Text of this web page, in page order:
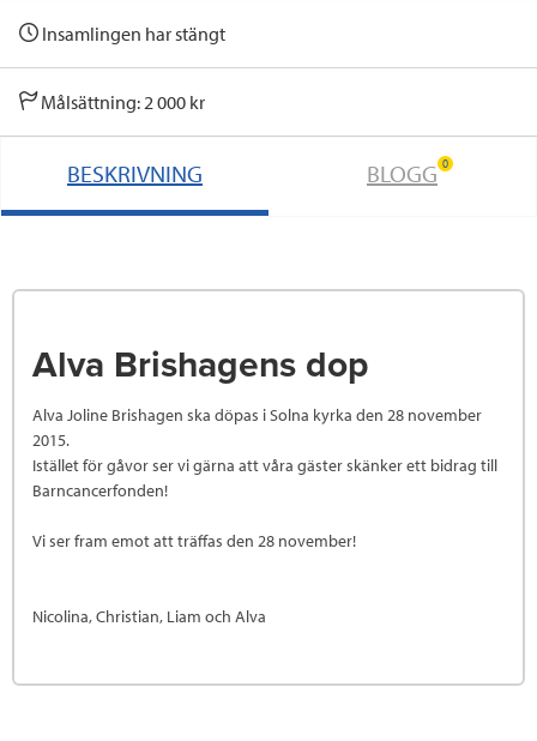
Insamlingen har stängt
Målsättning: 2 000 kr
BESKRIVNING BLOGG 0
Alva Brishagens dop
Alva Joline Brishagen ska döpas i Solna kyrka den 28 november
2015.
Istället för gåvor ser vi gärna att våra gäster skänker ett bidrag till
Barncancerfonden!
Vi ser fram emot att träffas den 28 november!
Nicolina, Christian, Liam och Alva